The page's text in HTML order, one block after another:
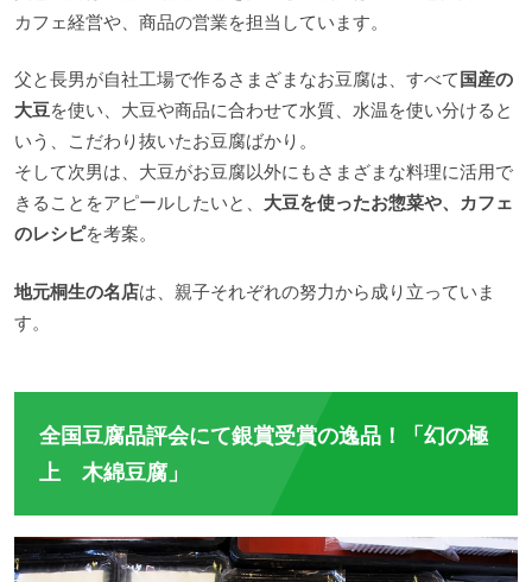
カフェ経営や、商品の営業を担当しています。
父と長男が自社工場で作るさまざまなお豆腐は、すべて 国産の
大豆を使い、大豆や商品に合わせて水質、水温を使い分けると
いう、こだわり抜いたお豆腐ばかり。
そして次男は、大豆がお豆腐以外にもさまざまな料理に活用で
きることをアピールしたいと、 大豆を使ったお惣菜や、カフェ
のレシピを考案。
地元桐生の名店は、親子それぞれの努力から成り立っていま
す。
全国豆腐品評会にて銀賞受賞の逸品！「幻の極
上 木綿豆腐」